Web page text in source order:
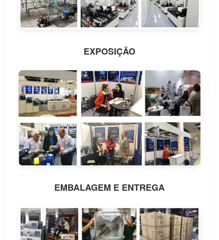
EXPOSIÇÃO
EMBALAGEM E ENTREGA